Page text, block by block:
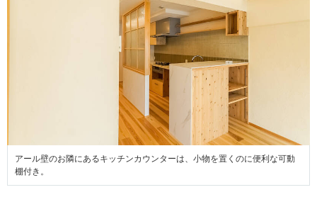
アール壁のお隣にあるキッチンカウンターは、小物を置くのに便利な可動
棚付き。